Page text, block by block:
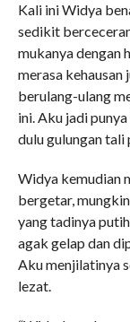
Kali ini Widya
sedikit
mukanya dengan
merasa kehausan
berulang-ulang
ini. Aku jadi
dulu gulungan tali
Widya kemudian
bergetar,
yang tadinya
agak gelap dan
Aku menjilatinya
lezat.